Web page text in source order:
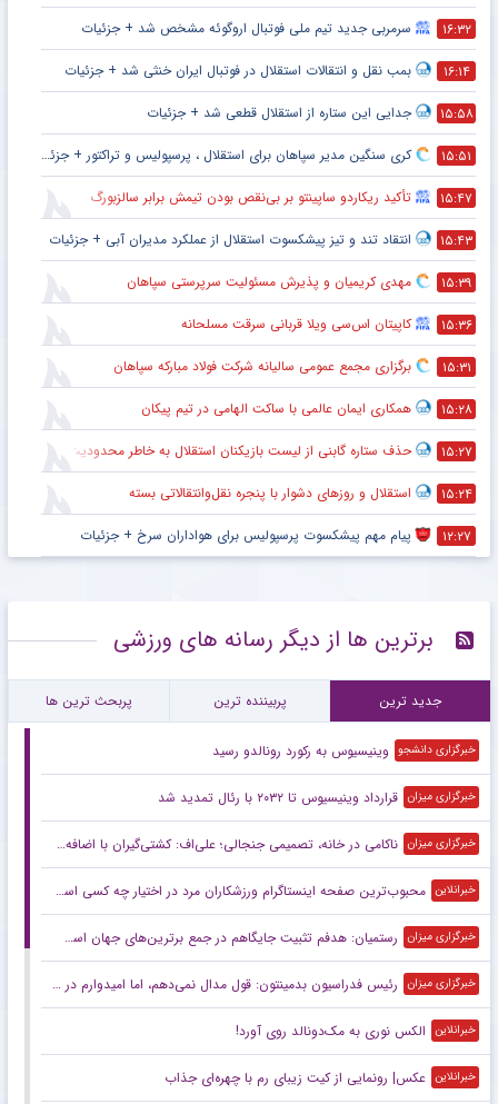
۱۶:۳۲ سرمربی جدید تیم ملی فوتبال اروگوئه مشخص شد + جزئیات
۱۶:۱۴ بمب نقل و انتقالات استقلال در فوتبال ایران خنثی شد + جزئیات
۱۵:۵۸ جدایی این ستاره از استقلال قطعی شد + جزئیات
۱۵:۵۱ کری سنگین مدیر سپاهان برای استقلال ، پرسپولیس و تراکتور + جزئیات
۱۵:۴۷ تأکید ریکاردو ساپینتو بر بی‌نقص بودن تیمش برابر سالزبورگ
۱۵:۴۳ انتقاد تند و تیز پیشکسوت استقلال از عملکرد مدیران آبی + جزئیات
۱۵:۳۹ مهدی کریمیان و پذیرش مسئولیت سرپرستی سپاهان
۱۵:۳۶ کاپیتان اس‌سی ویلا قربانی سرقت مسلحانه
۱۵:۳۱ برگزاری مجمع عمومی سالیانه شرکت فولاد مبارکه سپاهان
۱۵:۲۸ همکاری ایمان عالمی با ساکت الهامی در تیم پیکان
۱۵:۲۷ حذف ستاره گابنی از لیست بازیکنان استقلال به خاطر محدودیت نقل‌وانتقالاتی
۱۵:۲۴ استقلال و روزهای دشوار با پنجره نقل‌وانتقالاتی بسته
۱۲:۲۷ پیام مهم پیشکسوت پرسپولیس برای هواداران سرخ + جزئیات
برترین ها از دیگر رسانه های ورزشی
جدید ترین پربیننده ترین پربحث ترین ها
خبرگزاری دانشجو وینیسیوس به رکورد رونالدو رسید
خبرگزاری میزان قرارداد وینیسیوس تا ۲۰۳۲ با رئال‌ تمدید شد
خبرگزاری میزان ناکامی در خانه، تصمیمی جنجالی؛ علی‌اف: کشتی‌گیران با اضافه‌وزن از تیم ملی اخراج می‌شوند!
خبرانلاین محبوب‌ترین صفحه اینستاگرام ورزشکاران مرد در اختیار چه کسی است؟
خبرگزاری میزان رستمیان: هدفم تثبیت جایگاهم در جمع برترین‌های جهان است/ برای درخشش در هر دو ماده آماده می‌شوم
خبرگزاری میزان رئیس فدراسیون بدمینتون: قول مدال نمی‌دهم، اما امیدوارم در ناگویا و داکار اتفاقات خوبی بیفتد/ هدف اصلی ما کسب سهمیه المپیک لس‌آنجلس است
خبرانلاین الکس نوری به مک‌دونالد روی آورد!
خبرانلاین عکس| رونمایی از کیت زیبای رم با چهره‌ای جذاب